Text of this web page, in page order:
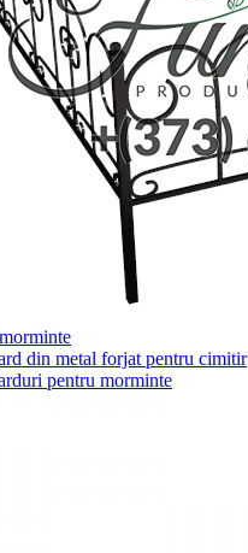
din metal forjat pentru cimitir
pentru morminte